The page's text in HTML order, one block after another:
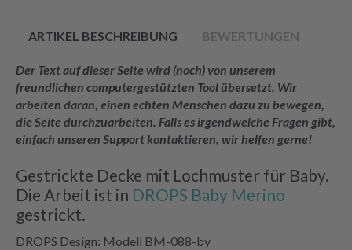
ARTIKEL BESCHREIBUNG BEWERTUNGEN
Der Text auf dieser Seite wird (noch) von unserem
freundlichen computergestützten Tool übersetzt. Wir
arbeiten daran, einen echten Menschen dazu zu bewegen,
die Seite durchzuarbeiten. Falls es irgendwelche Fragen gibt,
einfach unseren Support kontaktieren, wir helfen gerne!
Gestrickte Decke mit Lochmuster für Baby.
Die Arbeit ist in DROPS Baby Merino
gestrickt.
DROPS Design: Modell BM-088-by